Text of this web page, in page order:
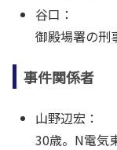
谷口：
御殿場署の刑
事件関係者
山野辺宏：
30歳。N電気